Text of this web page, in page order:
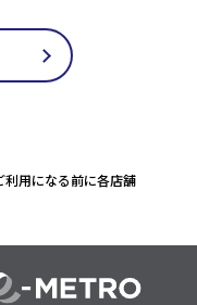
用になる前に各店舗